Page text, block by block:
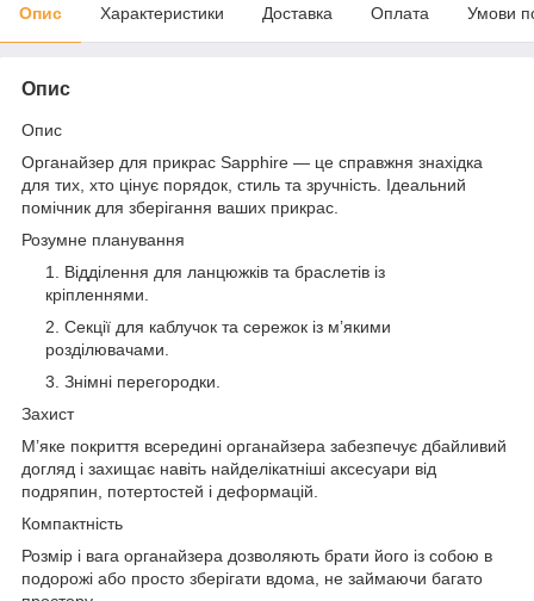
Опис Характеристики Доставка Оплата Умови
Опис
Опис
Органайзер для прикрас Sapphire — це справжня знахідка
для тих, хто цінує порядок, стиль та зручність. Ідеальний
помічник для зберігання ваших прикрас.
Розумне планування
Відділення для ланцюжків та браслетів із
кріпленнями.
Секції для каблучок та сережок із м’якими
розділювачами.
Знімні перегородки.
Захист
М’яке покриття всередині органайзера забезпечує дбайливий
догляд і захищає навіть найделікатніші аксесуари від
подряпин, потертостей і деформацій.
Компактність
Розмір і вага органайзера дозволяють брати його із собою в
подорожі або просто зберігати вдома, не займаючи багато